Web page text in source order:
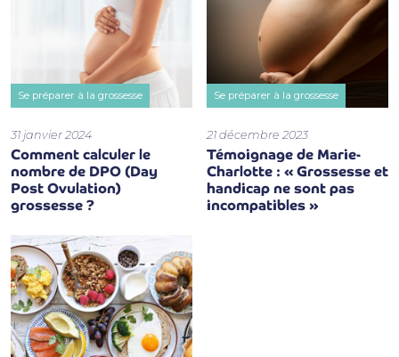
Se préparer à la grossesse
31 janvier 2024
Comment calculer le
nombre de DPO (Day
Post Ovulation)
grossesse ?
Se préparer à la grossesse
21 décembre 2023
Témoignage de Marie-
Charlotte : « Grossesse et
handicap ne sont pas
incompatibles »